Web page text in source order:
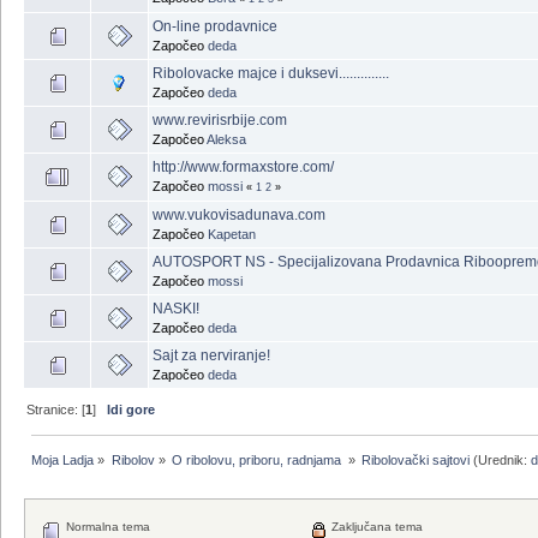
On-line prodavnice
Započeo deda
Ribolovacke majce i duksevi..............
Započeo deda
www.revirisrbije.com
ZapočeoAleksa
http://www.formaxstore.com/
Započeo mossi « 1 2 »
www.vukovisadunava.com
Započeo Kapetan
AUTOSPORT NS - Specijalizovana Prodavnica
Započeo mossi
NASKI!
Započeo deda
Sajt za nerviranje!
Započeo deda
Stranice: [1]Idi gore
Moja Ladja » Ribolov» O ribolovu, priboru, radnjama » Ribolovački sajtovi (Urednik:
Normalna tema Zaključana tema